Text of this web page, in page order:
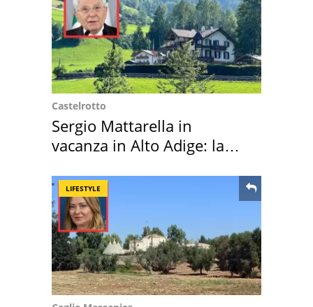
Castelrotto
Sergio Mattarella in
vacanza in Alto Adige: la
LIFESTYLE